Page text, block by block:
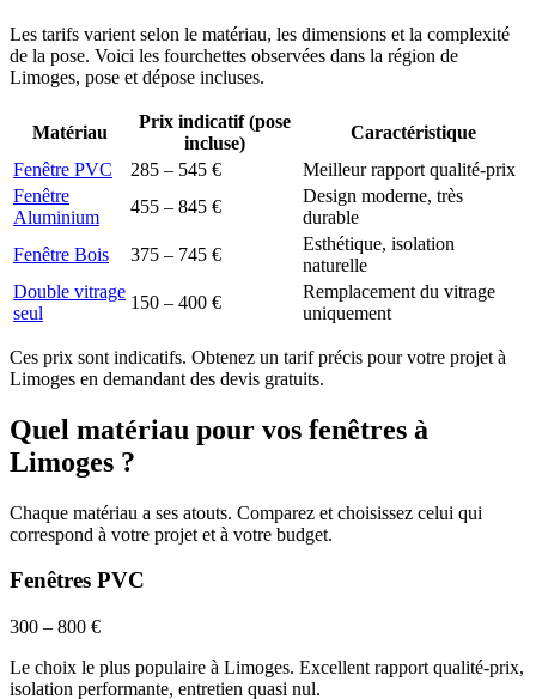
Les tarifs varient selon le matériau, les dimensions et la complexité
de la pose. Voici les fourchettes observées dans la région de
Limoges, pose et dépose incluses.
Matériau
Prix indicatif (pose
incluse)
Caractéristique
Fenêtre PVC
285 – 545 €
Meilleur rapport qualité-prix
Fenêtre
Aluminium
455 – 845 €
Design moderne, très
durable
Fenêtre Bois
375 – 745 €
Esthétique, isolation
naturelle
Double vitrage
seul
150 – 400 €
Remplacement du vitrage
uniquement
Ces prix sont indicatifs. Obtenez un tarif précis pour votre projet à
Limoges en demandant des devis gratuits.
Quel matériau pour vos fenêtres à
Limoges ?
Chaque matériau a ses atouts. Comparez et choisissez celui qui
correspond à votre projet et à votre budget.
Fenêtres PVC
300 – 800 €
Le choix le plus populaire à Limoges. Excellent rapport qualité-prix,
isolation performante, entretien quasi nul.